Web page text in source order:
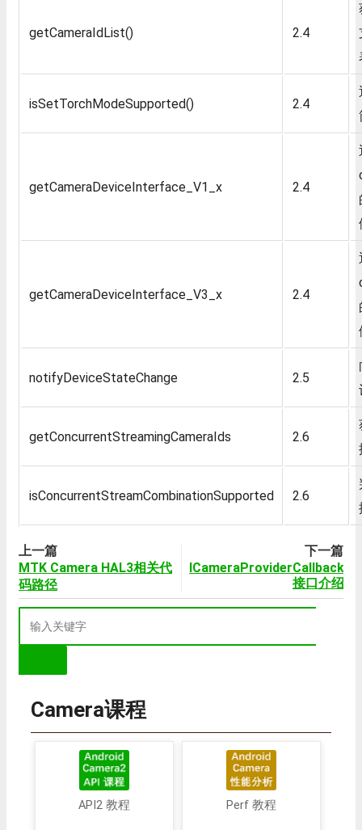
getCameraIdList() 2.4
isSetTorchModeSupported() 2.4
getCameraDeviceInterface_V1_x 2.4
getCameraDeviceInterface_V3_x 2.4
notifyDeviceStateChange 2.5
getConcurrentStreamingCameraIds 2.6
isConcurrentStreamCombinationSupported 2.6
上一篇
MTK Camera HAL3相关代
码路径
下一篇
ICameraProviderCallback
接口介绍
Camera课程
API2 教程 Perf 教程